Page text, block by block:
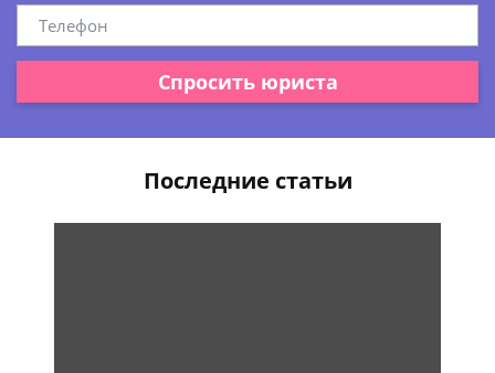
Спросить юриста
Последние статьи